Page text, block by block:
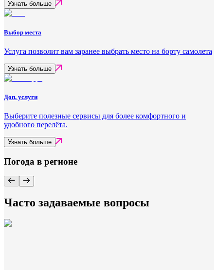
Узнать больше
Выбор места
Услуга позволит вам заранее выбрать место на борту самолета
Узнать больше
Доп. услуги
Выберите полезные сервисы для более комфортного и
удобного перелёта.
Узнать больше
Погода в регионе
Часто задаваемые вопросы